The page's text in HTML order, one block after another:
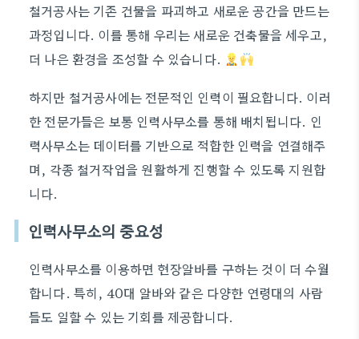
철거공사는 기존 건물을 파괴하고 새로운 공간을 만드는
과정입니다. 이를 통해 우리는 새로운 건축물을 세우고,
더 나은 환경을 조성할 수 있습니다.
하지만 철거공사에는 전문적인 인력이 필요합니다. 이러
한 전문가들은 보통 인력사무소를 통해 배치됩니다. 인
력사무소는 데이터를 기반으로 적합한 인력을 연결해주
며, 각종 철거작업을 원활하게 진행할 수 있도록 지원합
니다.
인력사무소의 중요성
인력사무소를 이용하면 현장알바를 구하는 것이 더 수월
합니다. 특히, 40대 알바와 같은 다양한 연령대의 사람
들도 일할 수 있는 기회를 제공합니다.